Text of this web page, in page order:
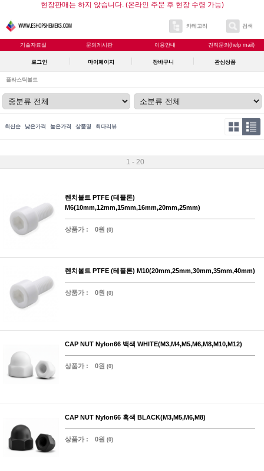
현장판매는 하지 않습니다. (온라인 주문 후 현장 수령 가능)
카테고리 검색
기술자료실 문의게시판 이용안내 견적문의(help mail)
로그인 마이페이지 장바구니 관심상품
플라스틱볼트
최신순 낮은가격 높은가격 상품명 최다리뷰
1 - 20
렌치볼트 PTFE (테플론)
M6(10mm,12mm,15mm,16mm,20mm,25mm)
상품가 : 0원 (0)
렌치볼트 PTFE (테플론) M10(20mm,25mm,30mm,35mm,40mm)
상품가 : 0원 (0)
CAP NUT Nylon66 백색 WHITE(M3,M4,M5,M6,M8,M10,M12)
상품가 : 0원 (0)
CAP NUT Nylon66 흑색 BLACK(M3,M5,M6,M8)
상품가 : 0원 (0)